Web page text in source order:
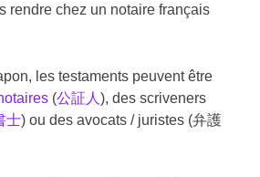
rendre chez un notaire français
les testaments peuvent être
(公証人 ), des scriveners
士) ou des avocats / juristes (弁護